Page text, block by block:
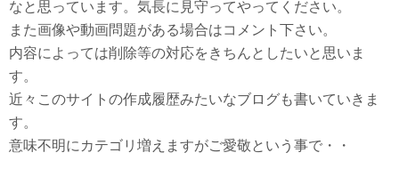
なと思っています。気長に見守ってやってください。
また画像や動画問題がある場合はコメント下さい。
内容によっては削除等の対応をきちんとしたいと思いま
す。
近々このサイトの作成履歴みたいなブログも書いていきま
す。
意味不明にカテゴリ増えますがご愛敬という事で・・